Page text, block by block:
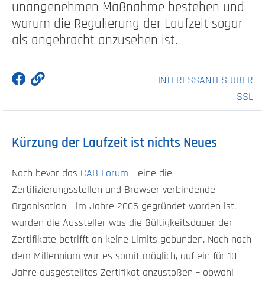
unangenehmen Maßnahme bestehen und
warum die Regulierung der Laufzeit sogar
als angebracht anzusehen ist.
INTERESSANTES ÜBER
SSL
Kürzung der Laufzeit ist nichts Neues
Noch bevor das CAB Forum - eine die
Zertifizierungsstellen und Browser verbindende
Organisation - im Jahre 2005 gegründet worden ist,
wurden die Aussteller was die Gültigkeitsdauer der
Zertifikate betrifft an keine Limits gebunden. Noch nach
dem Millennium war es somit möglich, auf ein für 10
Jahre ausgestelltes Zertifikat anzustoßen – obwohl